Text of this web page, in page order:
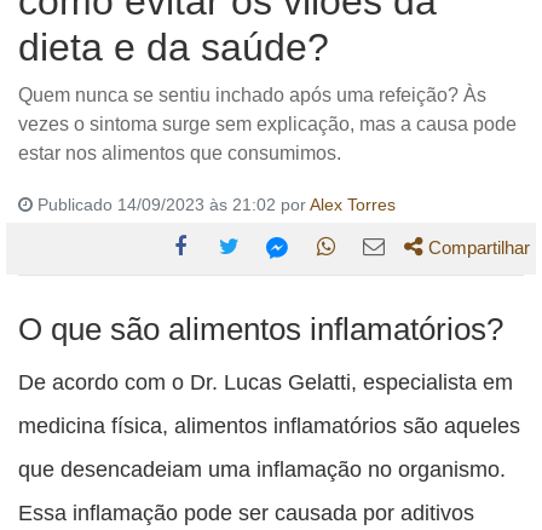
dieta e da saúde?
Quem nunca se sentiu inchado após uma refeição? Às
vezes o sintoma surge sem explicação, mas a causa pode
estar nos alimentos que consumimos.
Publicado 14/09/2023 às 21:02 porAlex Torres
esta
com
Facebook
esta
com
Twitter
esta
Messenger
esta
com
WhatsApp
esta
com
Email
Compartilhar
O que são alimentos inflamatórios?
De acordo com o Dr. Lucas Gelatti, especialista em
medicina física, alimentos inflamatórios são aqueles
que desencadeiam uma inflamação no organismo.
Essa inflamação pode ser causada por aditivos